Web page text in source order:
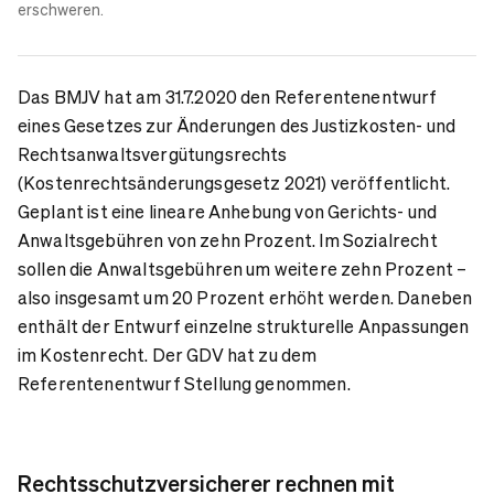
erschweren.
Das BMJV hat am 31.7.2020 den Referentenentwurf
eines Gesetzes zur Änderungen des Justizkosten- und
Rechtsanwaltsvergütungsrechts
(Kostenrechtsänderungsgesetz 2021) veröffentlicht.
Geplant ist eine lineare Anhebung von Gerichts- und
Anwaltsgebühren von zehn Prozent. Im Sozialrecht
sollen die Anwaltsgebühren um weitere zehn Prozent –
also insgesamt um 20 Prozent erhöht werden. Daneben
enthält der Entwurf einzelne strukturelle Anpassungen
im Kostenrecht. Der GDV hat zu dem
Referentenentwurf Stellung genommen.
Rechtsschutzversicherer rechnen mit